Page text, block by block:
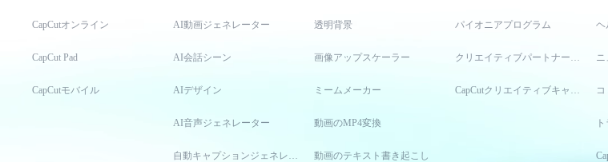
CapCutオンライン
CapCut Pad
CapCutモバイル
AI動画ジェネレーター
AI会話シーン
AIデザイン
AI音声ジェネレーター
自動キャプションジェネレーター
透明背景
画像アップスケーラー
ミームメーカー
動画のMP4変換
動画のテキスト書き起こし
パイオニアプログラム
クリエイティブパートナープログラム
CapCutクリエイティブキャンパス
ヘ
ニ